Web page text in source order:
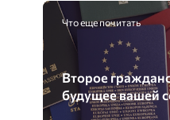
Что еще почитать
Второе
будущее вашей